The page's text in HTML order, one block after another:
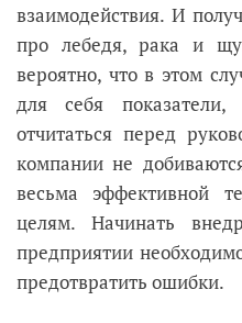
взаимодействия. И
про лебедя, рака и
вероятно, что в этом
для себя
отчитаться перед
компании не
весьма эффективной
целям. Начинать
предприятии
предотвратить ошибки.